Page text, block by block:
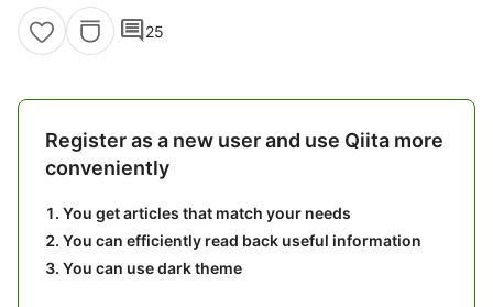
comment25
Register as a new user and use Qiita more
conveniently
You get articles that match your needs
You can efficiently read back useful information
You can use dark theme